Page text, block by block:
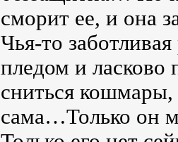
сморит ее, и она
Чья-то
пледом и ласково
сниться
сама…Только он